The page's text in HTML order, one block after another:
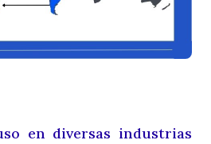
en diversas industrias